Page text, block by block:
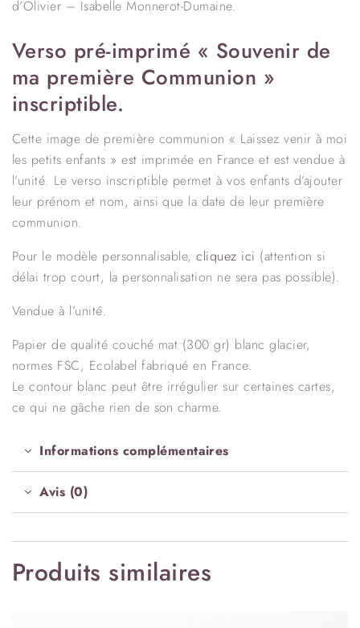
d’Olivier – Isabelle Monnerot-Dumaine.
Verso pré-imprimé « Souvenir de
ma première Communion »
inscriptible.
Cette image de première communion « Laissez venir à moi
les petits enfants » est imprimée en France et est vendue à
l’unité. Le verso inscriptible permet à vos enfants d’ajouter
leur prénom et nom, ainsi que la date de leur première
communion.
Pour le modèle personnalisable,cliquez ici (attention si
délai trop court, la personnalisation ne sera pas possible).
Vendue à l’unité.
Papier de qualité couché mat (300 gr) blanc glacier,
normes FSC, Ecolabel fabriqué en France.
Le contour blanc peut être irrégulier sur certaines cartes,
ce qui ne gâche rien de son charme.
Informations complémentaires
Avis (0)
Produits similaires